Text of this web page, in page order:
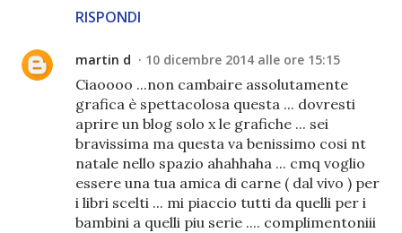
RISPONDI
martin d 10 dicembre 2014 alle ore 15:15
Ciaoooo ...non cambaire assolutamente
grafica è spettacolosa questa ... dovresti
aprire un blog solo x le grafiche ... sei
bravissima ma questa va benissimo cosi nt
natale nello spazio ahahhaha ... cmq voglio
essere una tua amica di carne ( dal vivo ) per
i libri scelti ... mi piaccio tutti da quelli per i
bambini a quelli piu serie .... complimentoniii